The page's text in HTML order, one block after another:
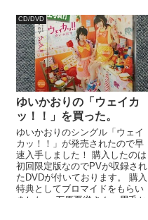
CD/DVD
ゆいかおりの「ウェイカ
ッ！！」を買った。
ゆいかおりのシングル「ウェイ
カッ！！」が発売されたので早
速入手しました！ 購入したのは
初回限定版なのでPVが収録され
たDVDが付いております。 購入
特典としてブロマイドをもらい
ました。 石原夏織さん、眉毛と